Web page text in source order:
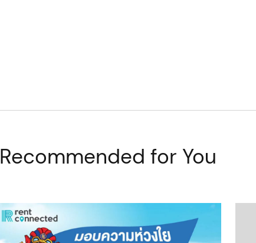
Recommended for You